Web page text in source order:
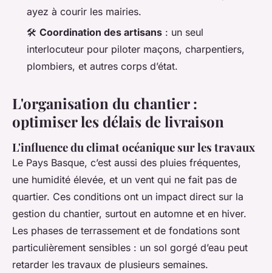
ayez à courir les mairies.
🛠️ Coordination des artisans : un seul
interlocuteur pour piloter maçons, charpentiers,
plombiers, et autres corps d’état.
L'organisation du chantier :
optimiser les délais de livraison
L'influence du climat océanique sur les travaux
Le Pays Basque, c’est aussi des pluies fréquentes,
une humidité élevée, et un vent qui ne fait pas de
quartier. Ces conditions ont un impact direct sur la
gestion du chantier, surtout en automne et en hiver.
Les phases de terrassement et de fondations sont
particulièrement sensibles : un sol gorgé d’eau peut
retarder les travaux de plusieurs semaines.